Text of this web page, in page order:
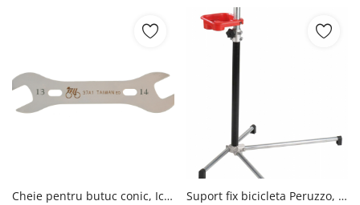
Cheie pentru butuc conic, IceToolz, capete 13-14mm IceToolz
Suport fix bicicleta Peruzzo, rotire 360 RMS